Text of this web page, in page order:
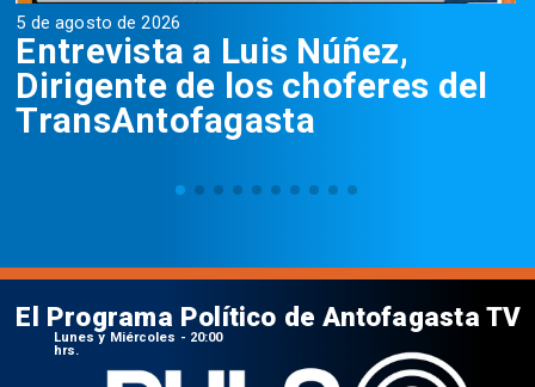
5 de agosto de 2026
Entrevista a Luis Núñez,
Dirigente de los choferes del
TransAntofagasta
El Programa Político de Antofagasta TV
Lunes y Miércoles - 20:00
hrs.